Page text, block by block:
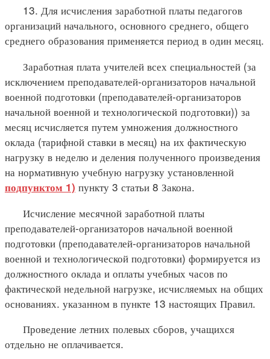
13. Для исчисления заработной платы педагогов
организаций начального, основного среднего, общего
среднего образования применяется период в один месяц.
Заработная плата учителей всех специальностей (за
исключением преподавателей-организаторов начальной
военной подготовки (преподавателей-организаторов
начальной военной и технологической подготовки)) за
месяц исчисляется путем умножения должностного
оклада (тарифной ставки в месяц) на их фактическую
нагрузку в неделю и деления полученного произведения
на нормативную учебную нагрузку установленной
подпунктом 1) пункту 3 статьи 8 Закона.
Исчисление месячной заработной платы
преподавателей-организаторов начальной военной
подготовки (преподавателей-организаторов начальной
военной и технологической подготовки) формируется из
должностного оклада и оплаты учебных часов по
фактической недельной нагрузке, исчисляемых на общих
основаниях. указанном в пункте 13 настоящих Правил.
Проведение летних полевых сборов, учащихся
отдельно не оплачивается.